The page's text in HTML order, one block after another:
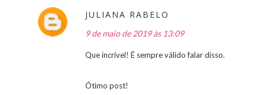
JULIANA RABELO
9 de maio de 2019 às 13:09
Que incrível! É sempre válido falar disso.
Ótimo post!